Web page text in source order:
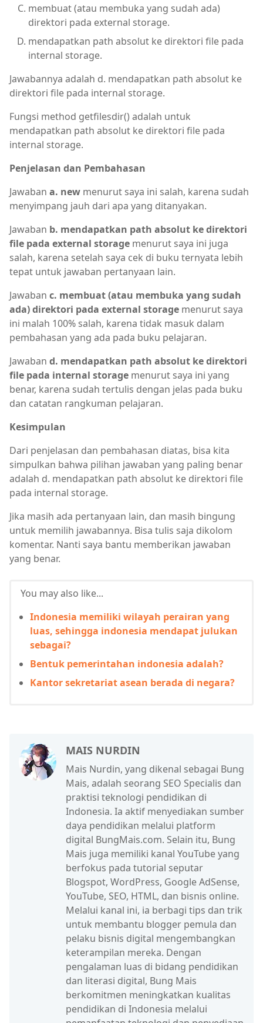
membuat (atau membuka yang sudah ada)
direktori pada external storage.
mendapatkan path absolut ke direktori file pada
internal storage.
Jawabannya adalah d. mendapatkan path absolut ke
direktori file pada internal storage.
Fungsi method getfilesdir() adalah untuk
mendapatkan path absolut ke direktori file pada
internal storage.
Penjelasan dan Pembahasan
Jawaban a. new menurut saya ini salah, karena sudah
menyimpang jauh dari apa yang ditanyakan.
Jawaban b. mendapatkan path absolut ke direktori
file pada external storage menurut saya ini juga
salah, karena setelah saya cek di buku ternyata lebih
tepat untuk jawaban pertanyaan lain.
Jawaban c. membuat (atau membuka yang sudah
ada) direktori pada external storage menurut saya
ini malah 100% salah, karena tidak masuk dalam
pembahasan yang ada pada buku pelajaran.
Jawaban d. mendapatkan path absolut ke direktori
file pada internal storage menurut saya ini yang
benar, karena sudah tertulis dengan jelas pada buku
dan catatan rangkuman pelajaran.
Kesimpulan
Dari penjelasan dan pembahasan diatas, bisa kita
simpulkan bahwa pilihan jawaban yang paling benar
adalah d. mendapatkan path absolut ke direktori file
pada internal storage.
Jika masih ada pertanyaan lain, dan masih bingung
untuk memilih jawabannya. Bisa tulis saja dikolom
komentar. Nanti saya bantu memberikan jawaban
yang benar.
You may also like...
Indonesia memiliki wilayah perairan yang
luas, sehingga indonesia mendapat julukan
sebagai?
Bentuk pemerintahan indonesia adalah?
Kantor sekretariat asean berada di negara?
MAIS NURDIN
Mais Nurdin, yang dikenal sebagai Bung
Mais, adalah seorang SEO Specialis dan
praktisi teknologi pendidikan di
Indonesia. Ia aktif menyediakan sumber
daya pendidikan melalui platform
digital BungMais.com. Selain itu, Bung
Mais juga memiliki kanal YouTube yang
berfokus pada tutorial seputar
Blogspot, WordPress, Google AdSense,
YouTube, SEO, HTML, dan bisnis online.
Melalui kanal ini, ia berbagi tips dan trik
untuk membantu blogger pemula dan
pelaku bisnis digital mengembangkan
keterampilan mereka. Dengan
pengalaman luas di bidang pendidikan
dan literasi digital, Bung Mais
berkomitmen meningkatkan kualitas
pendidikan di Indonesia melalui